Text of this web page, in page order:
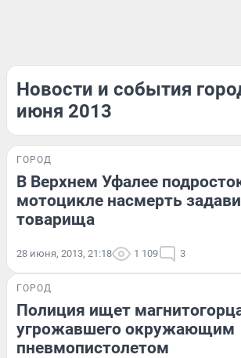
Новости и события
июня 2013
ГОРОД
В Верхнем Уфалее
мотоцикле насмерть
товарища
28 июня, 2013, 21:18 1 109 3
ГОРОД
Полиция ищет
угрожавшего окружающим
пневмопистолетом